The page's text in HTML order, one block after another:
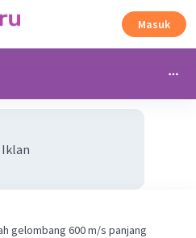
Masuk
Iklan
gelombang 600 m/s panjang